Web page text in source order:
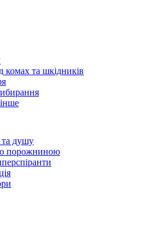
комах та шкідників
та душу
порожниною